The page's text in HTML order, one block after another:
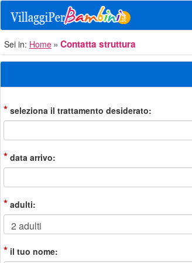
Sei in: Home Contatta struttura
* seleziona il trattamento desiderato:
* data arrivo:
* adulti:
* il tuo nome: